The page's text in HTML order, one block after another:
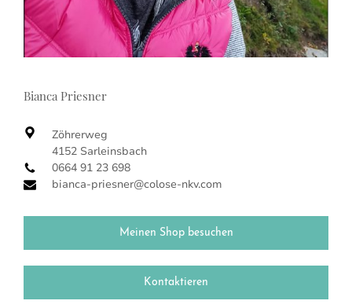
Bianca Priesner
Zöhrerweg
4152 Sarleinsbach
0664 91 23 698
bianca-priesner@colose-nkv.com
Meinen Shop besuchen
Kontaktieren